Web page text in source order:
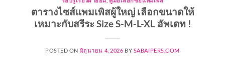
ตารางไซส์แพมเพิสผู้ใหญ่ เลือกขนาดให้
เหมาะกับสรีระ Size S-M-L-XL อัพเดท !
POSTED ON มิถุนายน 4, 2026 BY SABAIPERS.COM